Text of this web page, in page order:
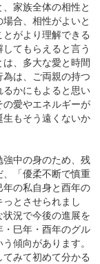
家族全体の相性と
合、相性がよいと
がより理解できる
てもらえると言う
、多大な愛と時間
は、ご両親の持つ
かにもよると思い
の愛やエネルギーが
生もそう遠くないか
中の身のため、残
「優柔不断で慎重
の私自身と酉年の
とさせられまし
況で今後の進展を
・巳年・酉年のグル
傾向があります。
みて初めて分かる